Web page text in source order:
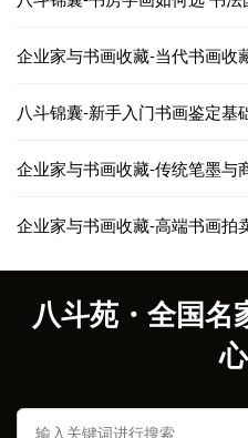
企业家与书画收藏-当代书画收
八斗锦囊-新手入门书画鉴定基
企业家与书画收藏-传统笔墨与
企业家与书画收藏-高端书画拍
八斗苑・全国名